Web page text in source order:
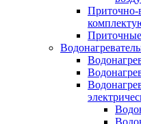
Приточно-